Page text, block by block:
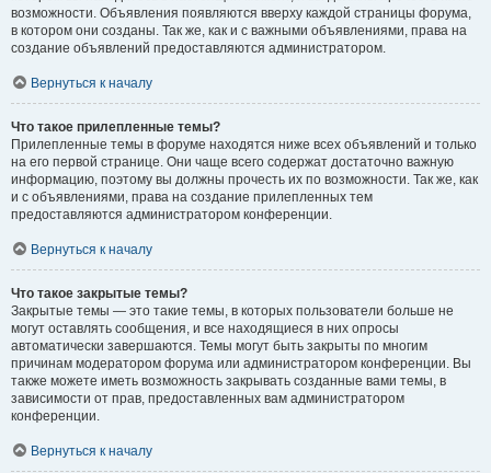
возможности. Объявления появляются вверху каждой страницы форума,
в котором они созданы. Так же, как и с важными объявлениями, права на
создание объявлений предоставляются администратором.
Вернуться к началу
Что такое прилепленные темы?
Прилепленные темы в форуме находятся ниже всех объявлений и только
на его первой странице. Они чаще всего содержат достаточно важную
информацию, поэтому вы должны прочесть их по возможности. Так же, как
и с объявлениями, права на создание прилепленных тем
предоставляются администратором конференции.
Вернуться к началу
Что такое закрытые темы?
Закрытые темы — это такие темы, в которых пользователи больше не
могут оставлять сообщения, и все находящиеся в них опросы
автоматически завершаются. Темы могут быть закрыты по многим
причинам модератором форума или администратором конференции. Вы
также можете иметь возможность закрывать созданные вами темы, в
зависимости от прав, предоставленных вам администратором
конференции.
Вернуться к началу